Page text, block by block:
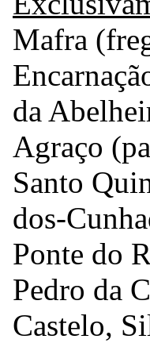
Mafra
da
Agraço
Santo
dos-
Ponte do
Pedro da
Castelo,